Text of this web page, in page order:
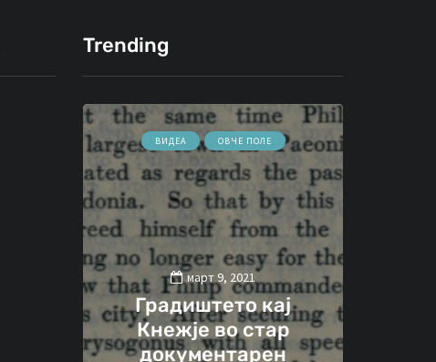
Trending
ВИДЕА ОВЧЕ ПОЛЕ
март 9, 2021
Градиштето кај
Кнежје во стар
документарен